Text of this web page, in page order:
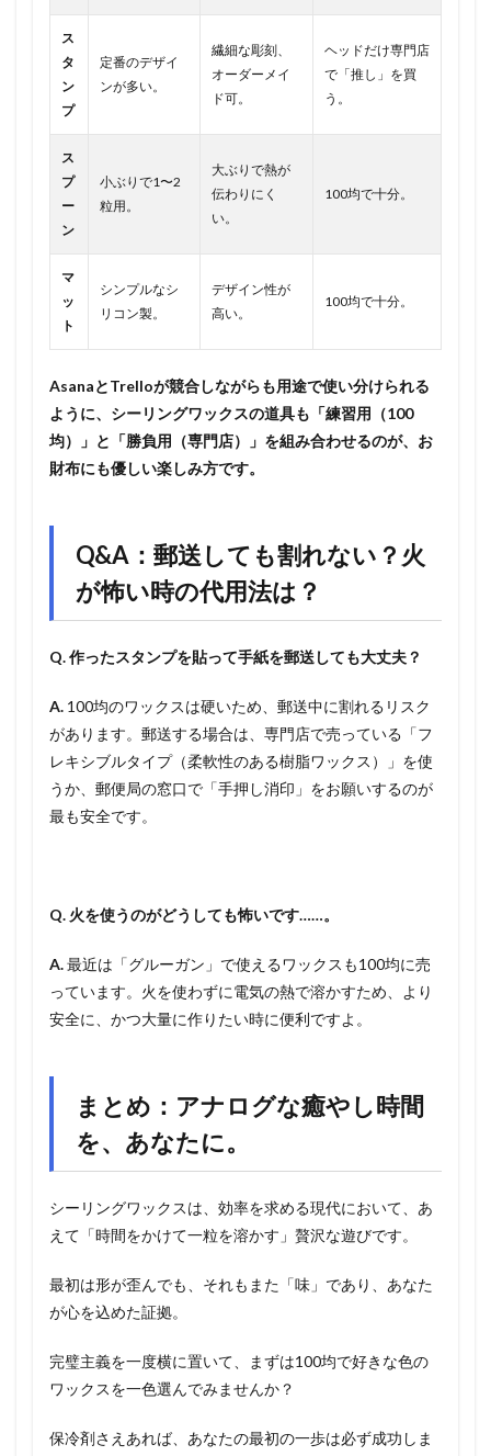
ス
タ
ン
プ
定番のデザイ
ンが多い。
繊細な彫刻、
オーダーメイ
ド可。
ヘッドだけ専門店
で「推し」を買
う。
ス
プ
ー
ン
小ぶりで1〜2
粒用。
大ぶりで熱が
伝わりにく
い。
100均で十分。
マ
ッ
ト
シンプルなシ
リコン製。
デザイン性が
高い。
100均で十分。
AsanaとTrelloが競合しながらも用途で使い分けられる
ように、シーリングワックスの道具も「練習用（100
均）」と「勝負用（専門店）」を組み合わせるのが、お
財布にも優しい楽しみ方です。
Q&A：郵送しても割れない？火
が怖い時の代用法は？
Q. 作ったスタンプを貼って手紙を郵送しても大丈夫？
A. 100均のワックスは硬いため、郵送中に割れるリスク
があります。郵送する場合は、専門店で売っている「フ
レキシブルタイプ（柔軟性のある樹脂ワックス）」を使
うか、郵便局の窓口で「手押し消印」をお願いするのが
最も安全です。
Q. 火を使うのがどうしても怖いです……。
A.最近は「グルーガン」で使えるワックスも100均に売
っています。火を使わずに電気の熱で溶かすため、より
安全に、かつ大量に作りたい時に便利ですよ。
まとめ：アナログな癒やし時間
を、あなたに。
シーリングワックスは、効率を求める現代において、あ
えて「時間をかけて一粒を溶かす」贅沢な遊びです。
最初は形が歪んでも、それもまた「味」であり、あなた
が心を込めた証拠。
完璧主義を一度横に置いて、まずは100均で好きな色の
ワックスを一色選んでみませんか？
保冷剤さえあれば、あなたの最初の一歩は必ず成功しま